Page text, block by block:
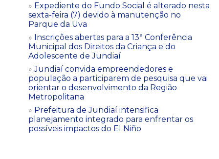
Expediente do Fundo Social é alterado nesta
sexta-feira (7) devido à manutenção no
Parque da Uva
Inscrições abertas para a 13ª Conferência
Municipal dos Direitos da Criança e do
Adolescente de Jundiaí
Jundiaí convida empreendedores e
população a participarem de pesquisa que vai
orientar o desenvolvimento da Região
Metropolitana
Prefeitura de Jundiaí intensifica
planejamento integrado para enfrentar os
possíveis impactos do El Niño